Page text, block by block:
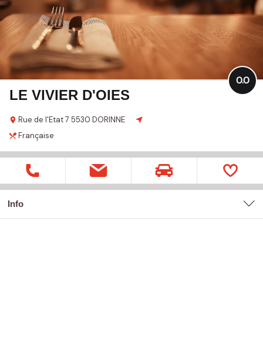
LE VIVIER D'OIES
Rue de l'Etat7 5530 DORINNE
0.0
Française
Info